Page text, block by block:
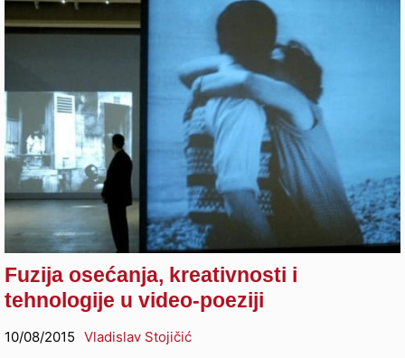
Fuzija osećanja, kreativnosti i
tehnologije u video-poeziji
10/08/2015 Vladislav Stojičić